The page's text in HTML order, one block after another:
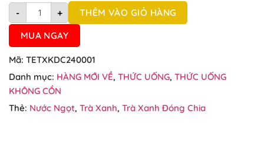
-
Thùng 24 chai Trà xanh không độ chai 455ml số lượng
+
THÊM VÀO GIỎ HÀNG
MUA NGAY
Mã: TETXKDC240001
Danh mục: HÀNG MỚI VỀ, THỨC UỐNG, THỨC UỐNG
KHÔNG CỒN
Thẻ: Nước Ngọt, Trà Xanh, Trà Xanh Đóng Chia